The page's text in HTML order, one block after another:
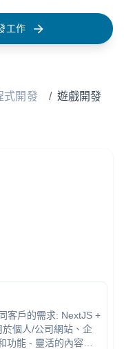
工作
式開發 / 遊戲開發
需求: NextJS +
個人/公司網站、企
功能 - 靈活的內容管